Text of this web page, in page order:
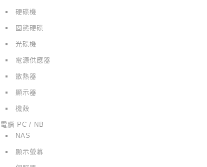
硬碟機
固態硬碟
光碟機
電源供應器
散熱器
顯示器
機殼
電腦 PC / NB
NAS
顯示螢幕